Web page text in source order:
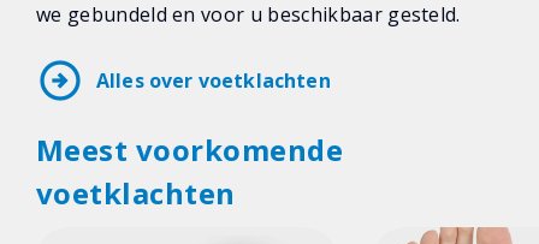
we gebundeld en voor u beschikbaar gesteld.
arrow_circle_right Alles over voetklachten
Meest voorkomende
voetklachten